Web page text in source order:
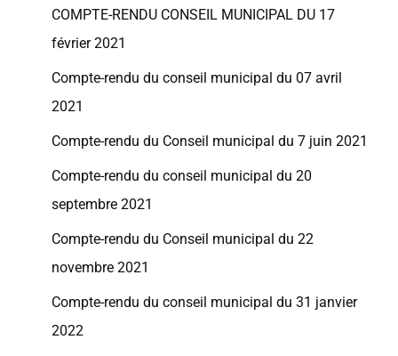
COMPTE-RENDU CONSEIL MUNICIPAL DU 17
février 2021
Compte-rendu du conseil municipal du 07 avril
2021
Compte-rendu du Conseil municipal du 7 juin 2021
Compte-rendu du conseil municipal du 20
septembre 2021
Compte-rendu du Conseil municipal du 22
novembre 2021
Compte-rendu du conseil municipal du 31 janvier
2022